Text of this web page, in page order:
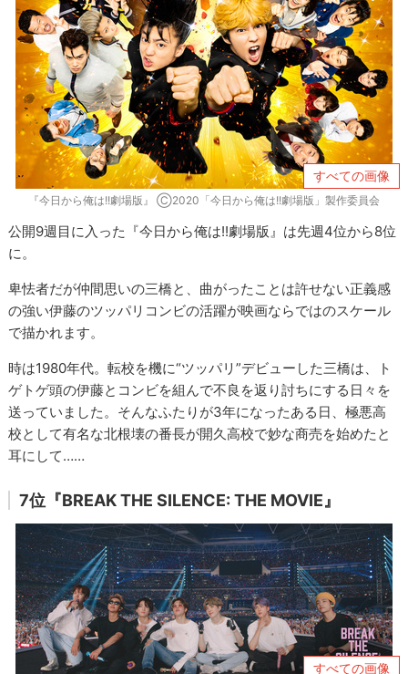
すべての画像
『今日から俺は!!劇場版』 Ⓒ2020「今日から俺は!!劇場版」製作委員会
公開9週目に入った『今日から俺は!!劇場版』は先週4位から8位
に。
卑怯者だが仲間思いの三橋と、曲がったことは許せない正義感
の強い伊藤のツッパリコンビの活躍が映画ならではのスケール
で描かれます。
時は1980年代。転校を機に“ツッパリ”デビューした三橋は、ト
ゲトゲ頭の伊藤とコンビを組んで不良を返り討ちにする日々を
送っていました。そんなふたりが3年になったある日、極悪高
校として有名な北根壊の番長が開久高校で妙な商売を始めたと
耳にして……
7位『BREAK THE SILENCE: THE MOVIE』
すべての画像